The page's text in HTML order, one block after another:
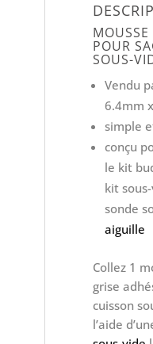
MOUSSE
POUR
SOUS-
Vendu
6.4mm
simple
conçu
le kit
kit
sonde
aiguille
Collez 1
grise
cuisson
l’aide